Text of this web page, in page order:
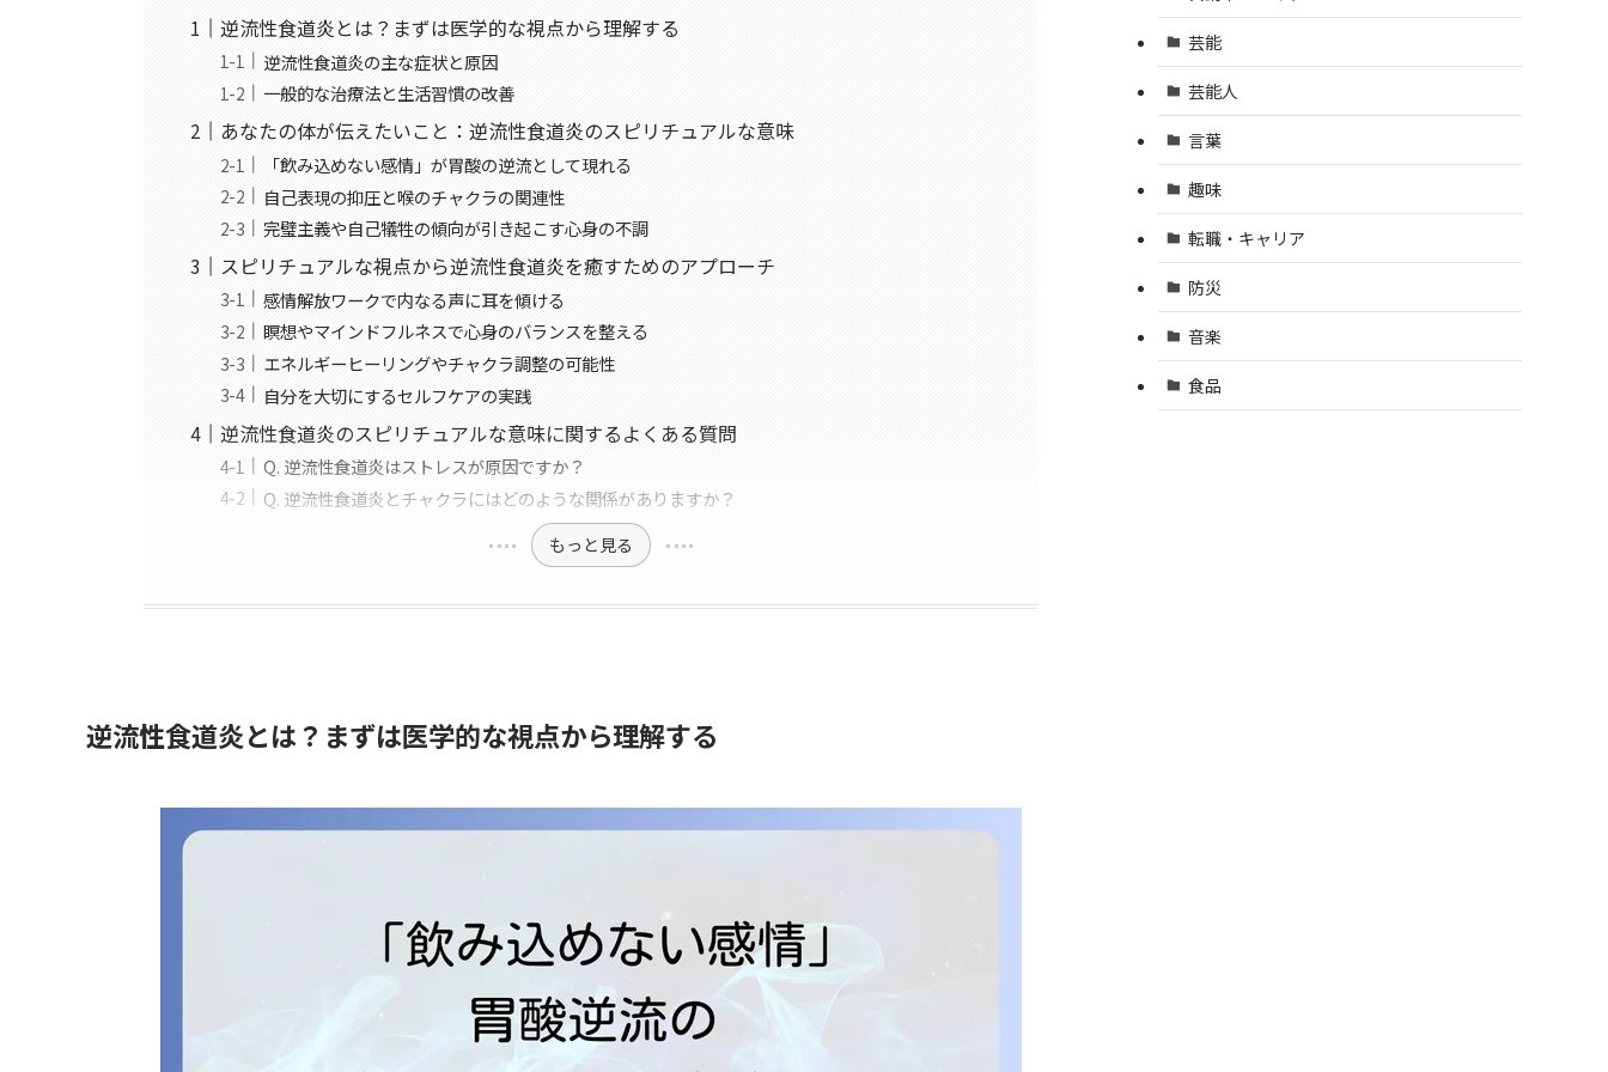
逆流性食道炎とは？まずは医学的な視点から理解する
逆流性食道炎の主な症状と原因
一般的な治療法と生活習慣の改善
あなたの体が伝えたいこと：逆流性食道炎のスピリチュアルな意味
「飲み込めない感情」が胃酸の逆流として現れる
自己表現の抑圧と喉のチャクラの関連性
完璧主義や自己犠牲の傾向が引き起こす心身の不調
スピリチュアルな視点から逆流性食道炎を癒すためのアプローチ
感情解放ワークで内なる声に耳を傾ける
瞑想やマインドフルネスで心身のバランスを整える
エネルギーヒーリングやチャクラ調整の可能性
自分を大切にするセルフケアの実践
逆流性食道炎のスピリチュアルな意味に関するよくある質問
Q. 逆流性食道炎はストレスが原因ですか？
Q. 逆流性食道炎とチャクラにはどのような関係がありますか？
もっと見る
逆流性食道炎とは？まずは医学的な視点から理解する
芸能
芸能人
言葉
趣味
転職・キャリア
防災
音楽
食品